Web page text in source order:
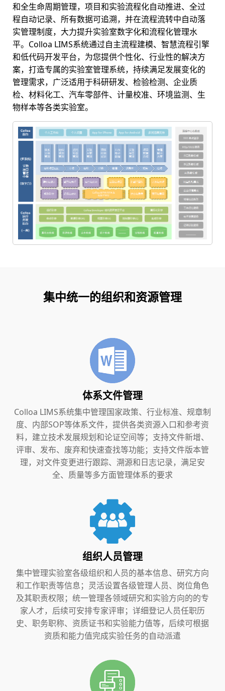
和全生命周期管理，项目和实验流程化自动推进、全过
程自动记录、所有数据可追溯，并在流程流转中自动落
实管理制度，大力提升实验室数字化和流程化管理水
平。Colloa LIMS系统通过自主流程建模、智慧流程引擎
和低代码开发平台，为您提供个性化、行业性的解决方
案，打造专属的实验室管理系统，持续满足发展变化的
管理需求，广泛适用于科研研发、检验检测、企业质
检、材料化工、汽车零部件、计量校准、环境监测、生
物样本等各类实验室。
集中统一的组织和资源管理
体系文件管理
Colloa LIMS系统集中管理国家政策、行业标准、规章制
度、内部SOP等体系文件，提供各类资源入口和参考资
料，建立技术发展规划和论证空间等；支持文件新增、
评审、发布、废弃和快速查找等功能；支持文件版本管
理，对文件变更进行跟踪、溯源和日志记录，满足安
全、质量等多方面管理体系的要求
组织人员管理
集中管理实验室各级组织和人员的基本信息、研究方向
和工作职责等信息；灵活设置各级管理人员、岗位角色
及其职责权限；统一管理各领域研究和实验方向的的专
家人才，后续可安排专家评审；详细登记人员任职历
史、职务职称、资质证书和实验能力值等，后续可根据
资质和能力值完成实验任务的自动派遣